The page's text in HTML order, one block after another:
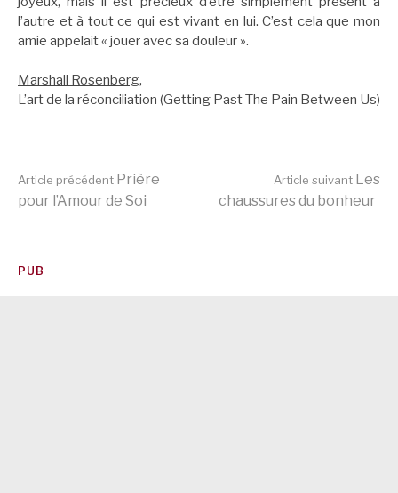
l’autre et à tout ce qui est vivant en lui. C’est cela que mon
amie appelait « jouer avec sa douleur ».
Marshall Rosenberg,
L’art de la réconciliation (Getting Past The Pain Between Us)
Lire
la
Article précédent Prière
pour l’Amour de Soi
Article suivant Les
chaussures du bonheur
PUB